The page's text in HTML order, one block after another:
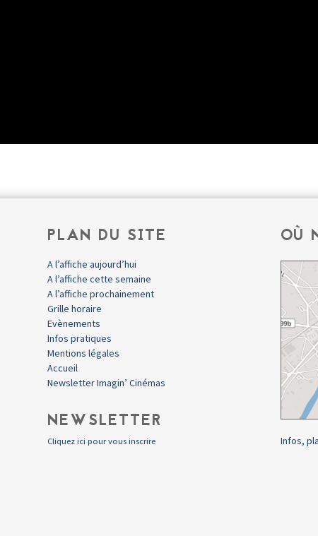
PLAN DU SITE
A l’affiche aujourd’hui
A l’affiche cette semaine
A l’affiche prochainement
Grille horaire
Evènements
Infos pratiques
Mentions légales
Accueil
Newsletter Imagin’ Cinémas
NEWSLETTER
Cliquez ici pour vous inscrire
OÙ
Infos,